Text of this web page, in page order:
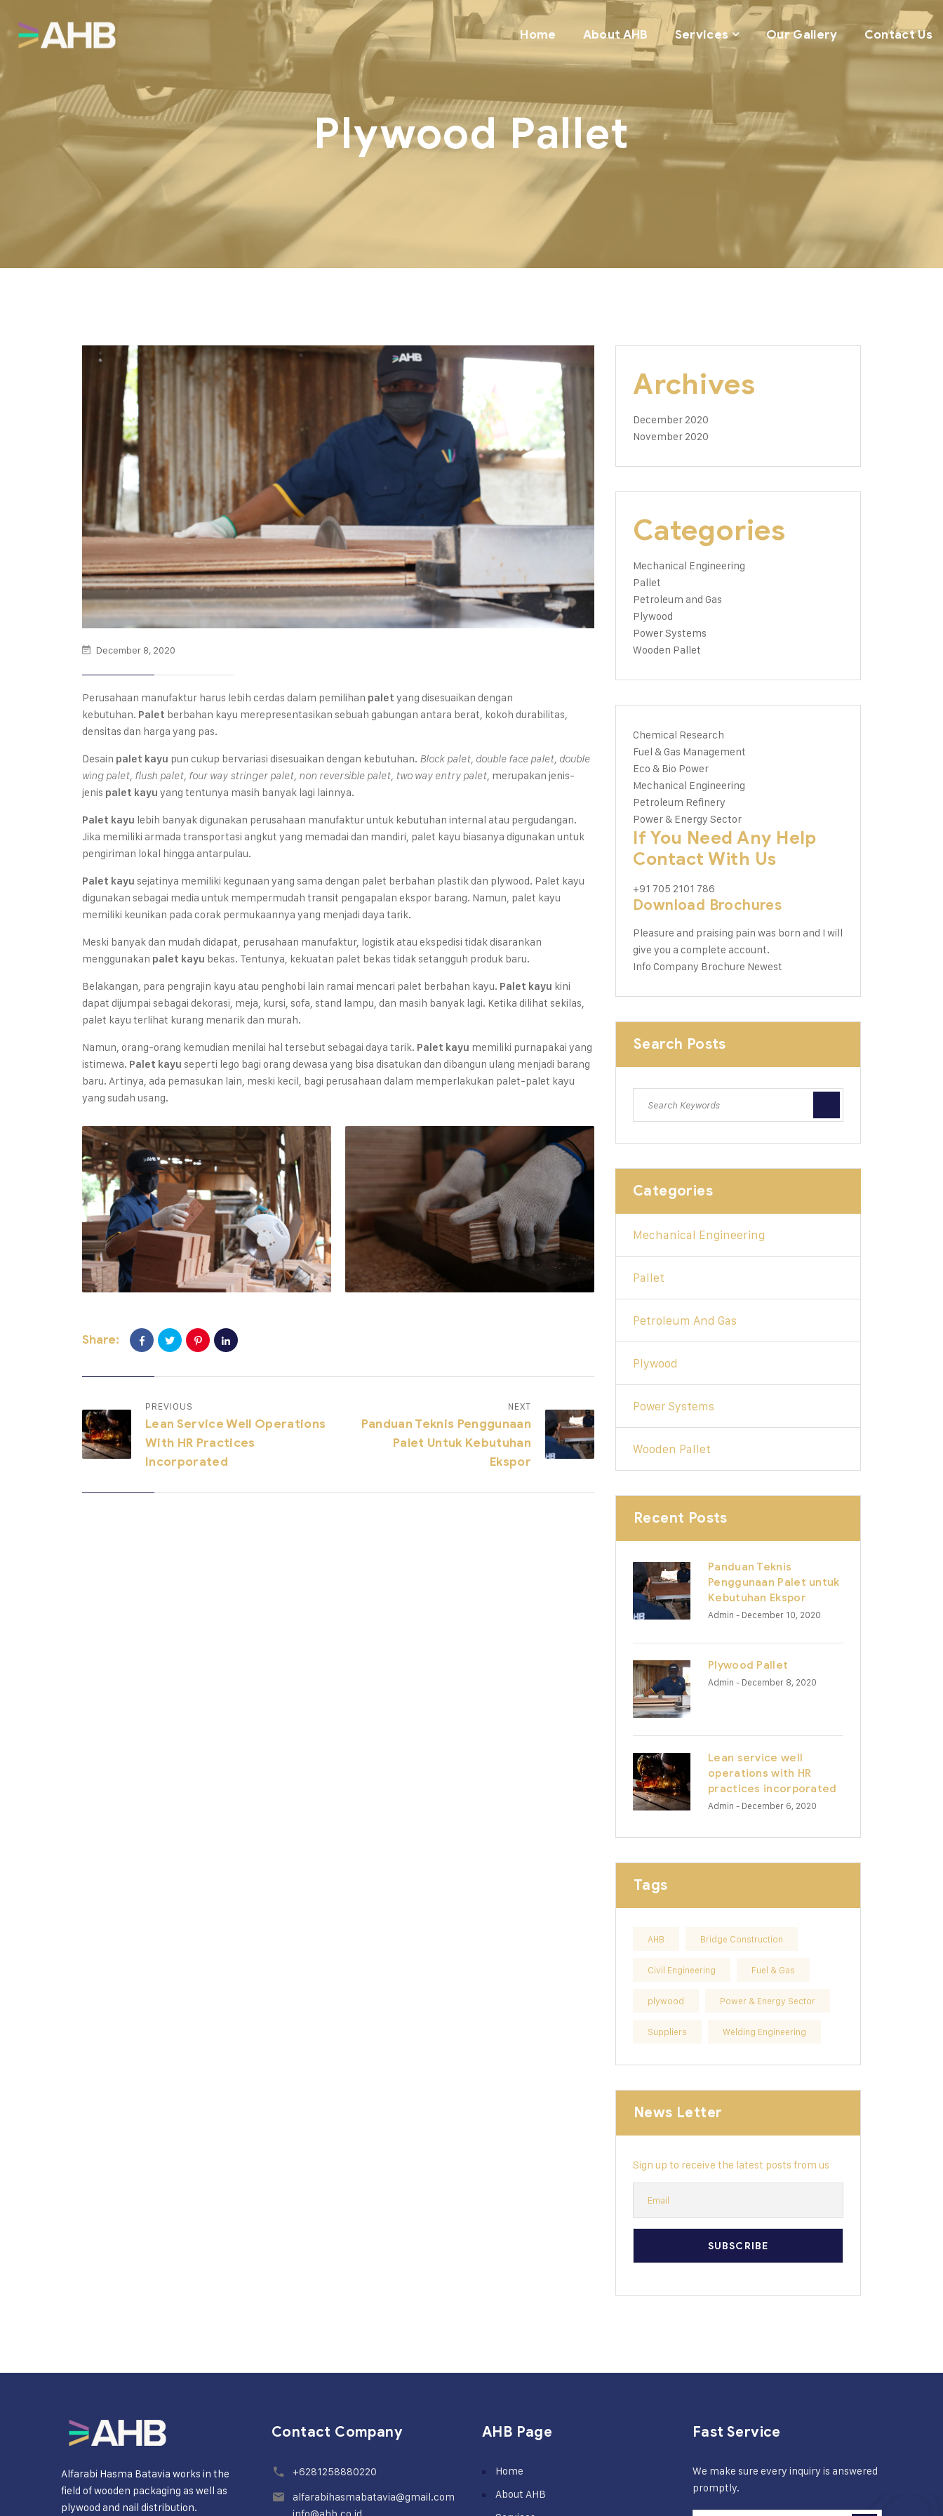
Home About AHB Services Our Gallery Contact Us
Plywood Pallet
December 8, 2020
Perusahaan manufaktur harus lebih cerdas dalam pemilihan palet yang disesuaikan dengan
kebutuhan. Palet berbahan kayu merepresentasikan sebuah gabungan antara berat, kokoh durabilitas,
densitas dan harga yang pas.
Desain palet kayu pun cukup bervariasi disesuaikan dengan kebutuhan. Block palet, double face palet, double
wing palet, flush palet, four way stringer palet, non reversible palet, two way entry palet, merupakan jenis-
jenis palet kayu yang tentunya masih banyak lagi lainnya.
Palet kayu lebih banyak digunakan perusahaan manufaktur untuk kebutuhan internal atau pergudangan.
Jika memiliki armada transportasi angkut yang memadai dan mandiri, palet kayu biasanya digunakan untuk
pengiriman lokal hingga antarpulau.
Palet kayu sejatinya memiliki kegunaan yang sama dengan palet berbahan plastik dan plywood. Palet kayu
digunakan sebagai media untuk mempermudah transit pengapalan ekspor barang. Namun, palet kayu
memiliki keunikan pada corak permukaannya yang menjadi daya tarik.
Meski banyak dan mudah didapat, perusahaan manufaktur, logistik atau ekspedisi tidak disarankan
menggunakan palet kayu bekas. Tentunya, kekuatan palet bekas tidak setangguh produk baru.
Belakangan, para pengrajin kayu atau penghobi lain ramai mencari palet berbahan kayu. Palet kayu kini
dapat dijumpai sebagai dekorasi, meja, kursi, sofa, stand lampu, dan masih banyak lagi. Ketika dilihat sekilas,
palet kayu terlihat kurang menarik dan murah.
Namun, orang-orang kemudian menilai hal tersebut sebagai daya tarik. Palet kayu memiliki purnapakai yang
istimewa. Palet kayu seperti lego bagi orang dewasa yang bisa disatukan dan dibangun ulang menjadi barang
baru. Artinya, ada pemasukan lain, meski kecil, bagi perusahaan dalam memperlakukan palet-palet kayu
yang sudah usang.
Share:
PREVIOUS
Lean Service Well Operations
With HR Practices
Incorporated
NEXT
Panduan Teknis Penggunaan
Palet Untuk Kebutuhan
Ekspor
Archives
December 2020
November 2020
Categories
Mechanical Engineering
Pallet
Petroleum and Gas
Plywood
Power Systems
Wooden Pallet
Chemical Research
Fuel & Gas Management
Eco & Bio Power
Mechanical Engineering
Petroleum Refinery
Power & Energy Sector
If You Need Any Help
Contact With Us
+91 705 2101 786
Download Brochures
Pleasure and praising pain was born and I will
give you a complete account.
Info Company Brochure Newest
Search Posts
Categories
Mechanical Engineering
Pallet
Petroleum And Gas
Plywood
Power Systems
Wooden Pallet
Recent Posts
Panduan Teknis
Penggunaan Palet untuk
Kebutuhan Ekspor
Admin - December 10, 2020
Plywood Pallet
Admin - December 8, 2020
Lean service well
operations with HR
practices incorporated
Admin - December 6, 2020
Tags
AHB Bridge Construction
Civil Engineering Fuel & Gas
plywood Power & Energy Sector
Suppliers Welding Engineering
News Letter
Sign up to receive the latest posts from us
Alfarabi Hasma Batavia works in the
field of wooden packaging as well as
plywood and nail distribution.
Contact Company
+6281258880220
alfarabihasmabatavia@gmail.com
AHB Page
Home
About AHB
Fast Service
We make sure every inquiry is answered
promptly.